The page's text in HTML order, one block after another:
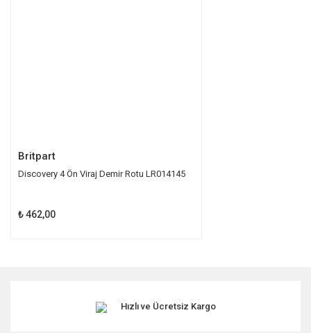
Britpart
Discovery 4 Ön Viraj Demir Rotu LR014145
₺ 462,00
Hızlı ve Ücretsiz Kargo